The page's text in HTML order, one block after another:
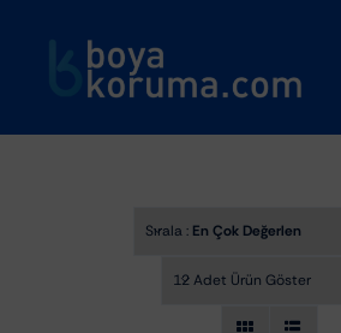
Sırala : En Çok
12 Adet Ürün Göster